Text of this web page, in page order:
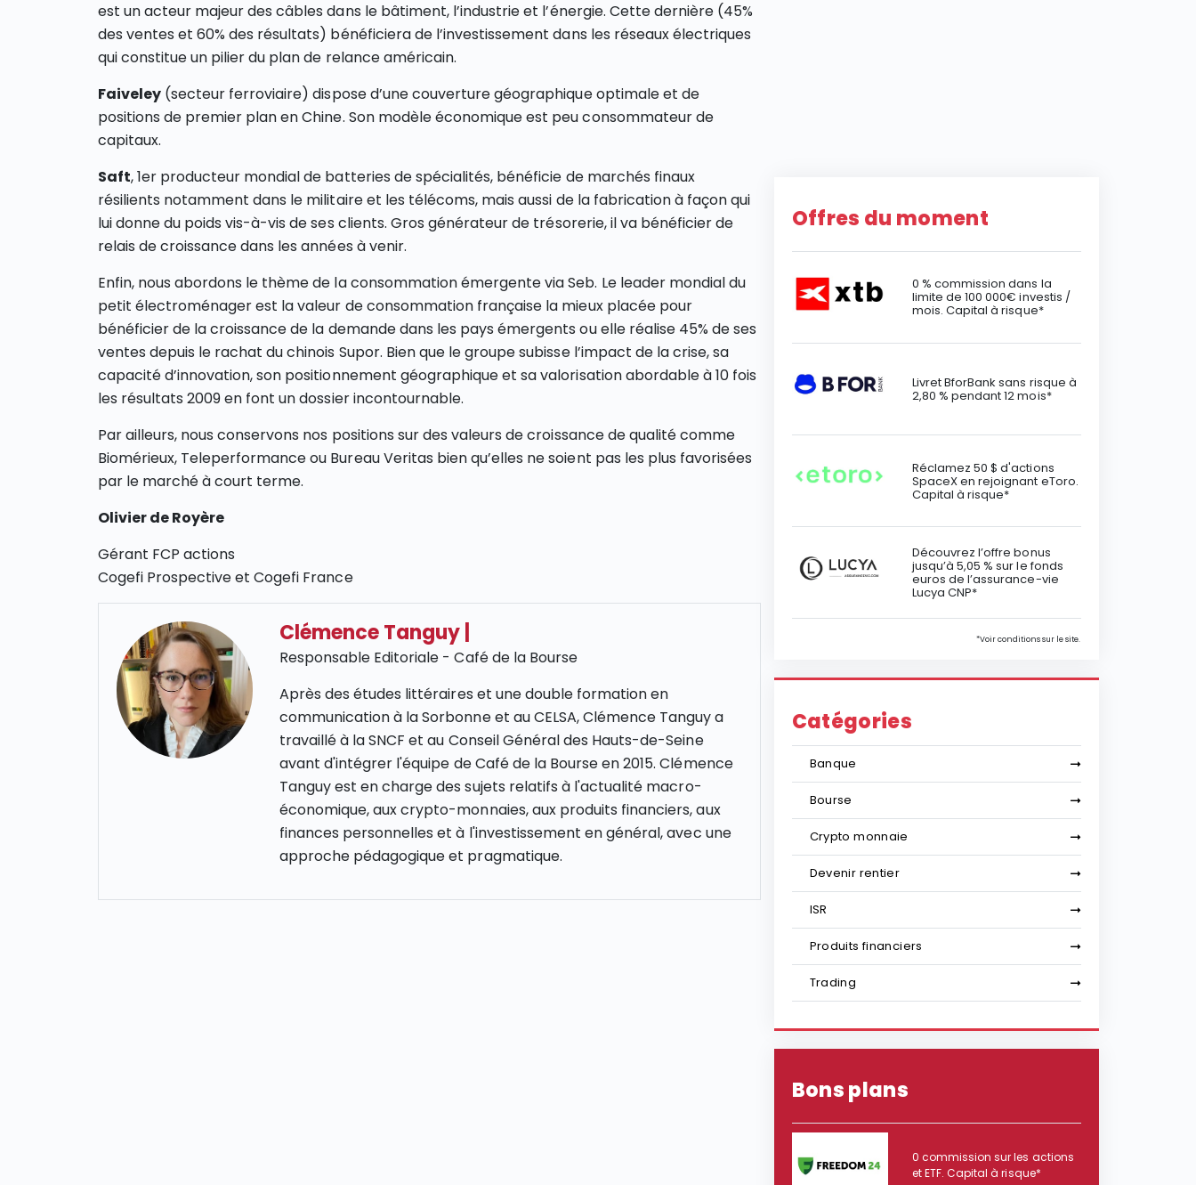
est un acteur majeur des câbles dans le bâtiment, l’industrie et l’énergie. Cette dernière (45%
des ventes et 60% des résultats) bénéficiera de l’investissement dans les réseaux électriques
qui constitue un pilier du plan de relance américain.
Faiveley(secteur ferroviaire) dispose d’une couverture géographique optimale et de
positions de premier plan en Chine. Son modèle économique est peu consommateur de
capitaux.
Saft, 1er producteur mondial de batteries de spécialités, bénéficie de marchés finaux
résilients notamment dans le militaire et les télécoms, mais aussi de la fabrication à façon qui
lui donne du poids vis-à-vis de ses clients. Gros générateur de trésorerie, il va bénéficier de
relais de croissance dans les années à venir.
Enfin, nous abordons le thème de la consommation émergente via Seb. Le leader mondial du
petit électroménager est la valeur de consommation française la mieux placée pour
bénéficier de la croissance de la demande dans les pays émergents ou elle réalise 45% de ses
ventes depuis le rachat du chinois Supor. Bien que le groupe subisse l’impact de la crise, sa
capacité d’innovation, son positionnement géographique et sa valorisation abordable à 10 fois
les résultats 2009 en font un dossier incontournable.
Par ailleurs, nous conservons nos positions sur des valeurs de croissance de qualité comme
Biomérieux, Teleperformance ou Bureau Veritas bien qu’elles ne soient pas les plus favorisées
par le marché à court terme.
Olivier de Royère
Gérant FCP actions
Cogefi Prospective et Cogefi France
Clémence Tanguy
Responsable Editoriale - Café de la Bourse
Après des études littéraires et une double formation en
communication à la Sorbonne et au CELSA, Clémence Tanguy a
travaillé à la SNCF et au Conseil Général des Hauts-de-Seine
avant d'intégrer l'équipe de Café de la Bourse en 2015. Clémence
Tanguy est en charge des sujets relatifs à l'actualité macro-
économique, aux crypto-monnaies, aux produits financiers, aux
finances personnelles et à l'investissement en général, avec une
approche pédagogique et pragmatique.
Offres du moment
0 % commission dans la
limite de 100 000€ investis /
mois. Capital à risque*
Livret BforBank sans risque à
2,80 % pendant 12 mois*
Réclamez 50 $ d'actions
SpaceX en rejoignant eToro.
Capital à risque*
Découvrez l’offre bonus
jusqu’à 5,05 % sur le fonds
euros de l’assurance-vie
Lucya CNP*
*Voir conditions sur le site.
Catégories
Banque
Bourse
Crypto monnaie
Devenir rentier
ISR
Produits financiers
Trading
Bons plans
0 commission sur les actions
et ETF. Capital à risque*